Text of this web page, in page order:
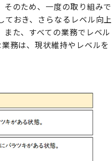
のため、一度の取り組みで
おき、さらなるレベル向上
た、すべての業務でレベル
務は、現状維持やレベルを